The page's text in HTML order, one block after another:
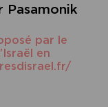
Pasamonik
par le
en